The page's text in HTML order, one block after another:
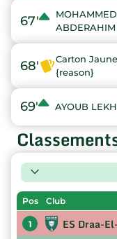
67'
68'
Carton
{reason}
69' AYOUB
Pos Club
1 ES Draa-